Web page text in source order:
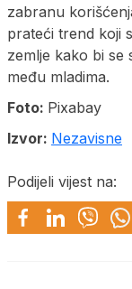
zabranu
prateći trend koji
zemlje kako bi se
među mladima.
Foto: Pixabay
Izvor: Nezavisne
Podijeli vijest na: